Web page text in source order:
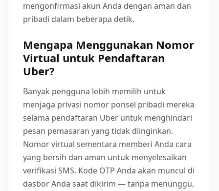
mengonfirmasi akun Anda dengan aman dan
pribadi dalam beberapa detik.
Mengapa Menggunakan Nomor
Virtual untuk Pendaftaran
Uber?
Banyak pengguna lebih memilih untuk
menjaga privasi nomor ponsel pribadi mereka
selama pendaftaran Uber untuk menghindari
pesan pemasaran yang tidak diinginkan.
Nomor virtual sementara memberi Anda cara
yang bersih dan aman untuk menyelesaikan
verifikasi SMS. Kode OTP Anda akan muncul di
dasbor Anda saat dikirim — tanpa menunggu,